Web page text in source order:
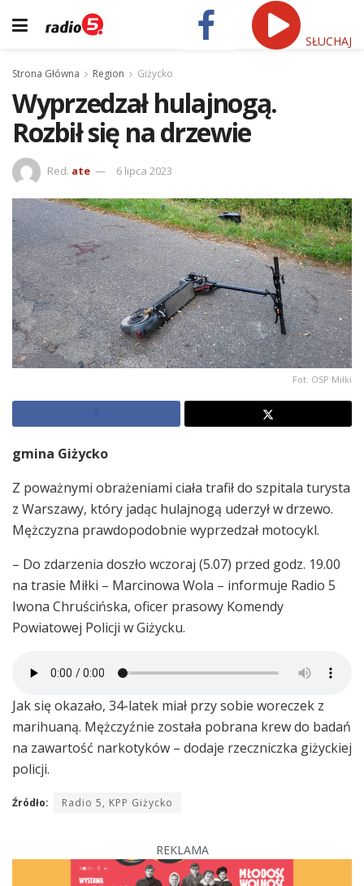
SŁUCHAJ
Strona Główna Region Giżycko
Wyprzedzał hulajnogą.
Rozbił się na drzewie
Red. ate 6 lipca 2023
Fot. OSP Miłki
gmina Giżycko
Z poważnymi obrażeniami ciała trafił do szpitala turysta
z Warszawy, który jadąc hulajnogą uderzył w drzewo.
Mężczyzna prawdopodobnie wyprzedzał motocykl.
– Do zdarzenia doszło wczoraj (5.07) przed godz. 19.00
na trasie Miłki – Marcinowa Wola – informuje Radio 5
Iwona Chruścińska, oficer prasowy Komendy
Powiatowej Policji w Giżycku.
Jak się okazało, 34-latek miał przy sobie woreczek z
marihuaną. Mężczyźnie została pobrana krew do badań
na zawartość narkotyków – dodaje rzeczniczka giżyckiej
policji.
Źródło: Radio 5, KPP Giżycko
REKLAMA